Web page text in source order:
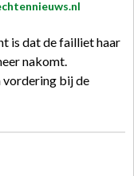
is dat de failliet haar
nakomt.
vordering bij de